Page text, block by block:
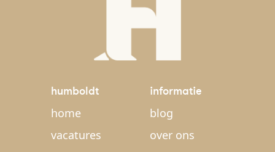
humboldt
home
vacatures
informatie
blog
over ons